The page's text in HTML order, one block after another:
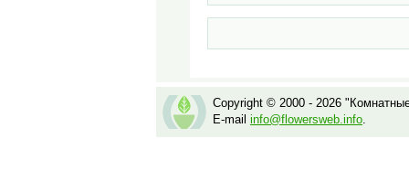
Copyright © 2000 - 2026
E-mail info@flowersweb.info.